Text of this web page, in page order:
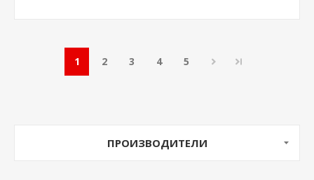
1 2 3 4 5
ПРОИЗВОДИТЕЛИ